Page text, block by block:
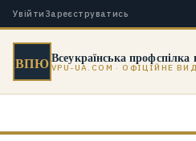
Увійти Зареєструватись
ВПЮВсеукраїнська профспілка
VPU-UA.COM · ОФІЦІЙНЕ